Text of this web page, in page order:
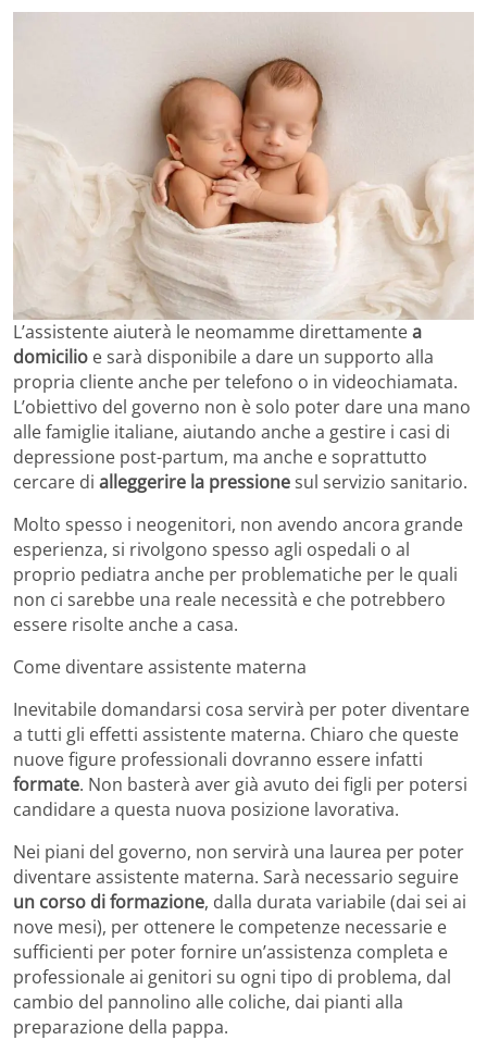
L’assistente aiuterà le neomamme direttamentea
domicilio e sarà disponibile a dare un supporto alla
propria cliente anche per telefono o in videochiamata.
L’obiettivo del governo non è solo poter dare una mano
alle famiglie italiane, aiutando anche a gestire i casi di
depressione post-partum, ma anche e soprattutto
cercare di alleggerire la pressionesul servizio sanitario.
Molto spesso i neogenitori, non avendo ancora grande
esperienza, si rivolgono spesso agli ospedali o al
proprio pediatra anche per problematiche per le quali
non ci sarebbe una reale necessità e che potrebbero
essere risolte anche a casa.
Come diventare assistente materna
Inevitabile domandarsi cosa servirà per poter diventare
a tutti gli effetti assistente materna. Chiaro che queste
nuove figure professionali dovranno essere infatti
formate. Non basterà aver già avuto dei figli per potersi
candidare a questa nuova posizione lavorativa.
Nei piani del governo, non servirà una laurea per poter
diventare assistente materna. Sarà necessario seguire
un corso di formazione, dalla durata variabile (dai sei ai
nove mesi), per ottenere le competenze necessarie e
sufficienti per poter fornire un’assistenza completa e
professionale ai genitori su ogni tipo di problema, dal
cambio del pannolino alle coliche, dai pianti alla
preparazione della pappa.